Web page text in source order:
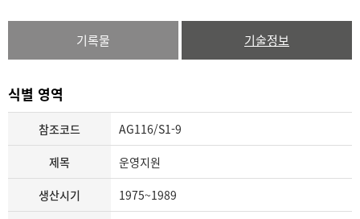
기록물 기술정보
식별 영역
참조코드 AG116/S1-9
제목 운영지원
생산시기 1975~1989